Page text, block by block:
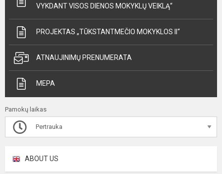
VYKDANT VISOS DIENOS MOKYKLŲ VEIKLĄ“
PROJEKTAS „TŪKSTANTMEČIO MOKYKLOS II“
ATNAUJINIMŲ PRENUMERATA
MEPA
Pamokų laikas
Pertrauka
ABOUT US